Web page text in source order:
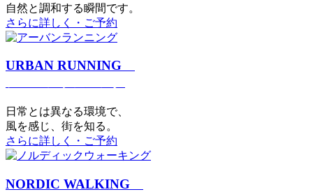
⾃然と調和する瞬間です。
さらに詳しく・ご予約
URBAN RUNNING
日常とは異なる環境で、
風を感じ、街を知る。
さらに詳しく・ご予約
NORDIC WALKING